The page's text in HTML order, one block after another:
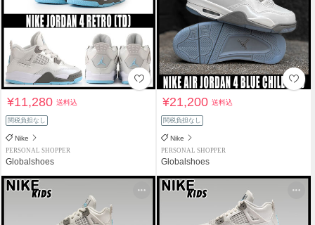
¥11,280送料込
関税負担なし
Nike
PERSONAL SHOPPER
Globalshoes
¥21,200送料込
関税負担なし
Nike
PERSONAL SHOPPER
Globalshoes